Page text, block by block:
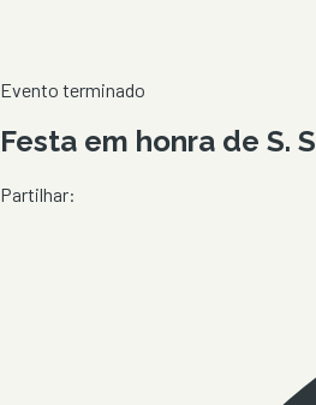
Evento terminado
Festa em honra de S.
Partilhar: